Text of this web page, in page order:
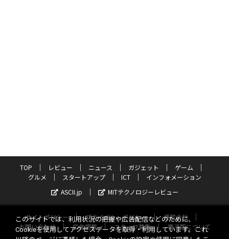
TOP レビュー ニュース ガジェット
ゲーム
グルメ
スタートアップ ICT
インフォメーション
ASCII.jp
MITテクノロジーレビュー
サイトポリシー プライバシーポリシー
運営会社
お問い合わせ
広告掲載 スタッフ募集
電子版について
このサイトでは、利用状況の把握や広告配信などのために、
Cookieを使用してアクセスデータを取得・利用しています。これ